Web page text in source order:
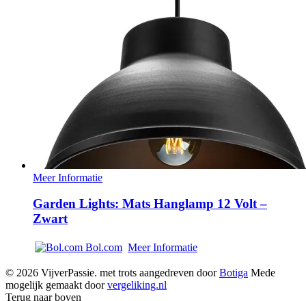
Meer Informatie
Garden Lights: Mats Hanglamp 12 Volt –
Zwart
Bol.com Meer Informatie
© 2026 VijverPassie. met trots aangedreven doorBotiga Mede
mogelijk gemaakt doorvergeliking.nl
Terug naar boven